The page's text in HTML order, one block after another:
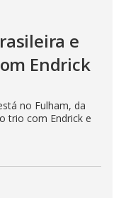
e
Endrick
no Fulham, da
trio com Endrick e